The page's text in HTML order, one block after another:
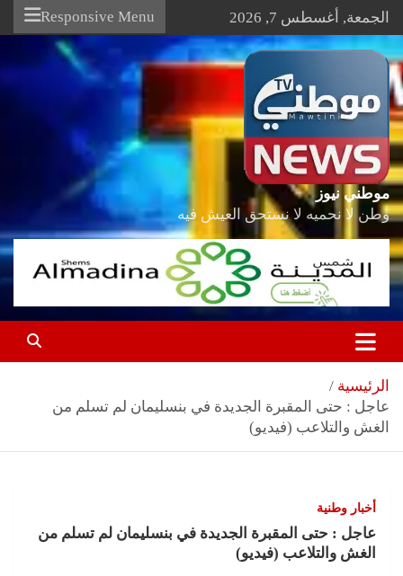
Skip
content
الجمعة, أغسطس 7, 2026 Responsive Menu
موطني نيوز
وطن لا نحميه لا نستحق العيش فيه
الرئيسية
عاجل : حتى المقبرة الجديدة في بنسليمان لم تسلم من
الغش والتلاعب (فيديو)
أخبار وطنية
عاجل : حتى المقبرة الجديدة في بنسليمان لم تسلم من
الغش والتلاعب (فيديو)